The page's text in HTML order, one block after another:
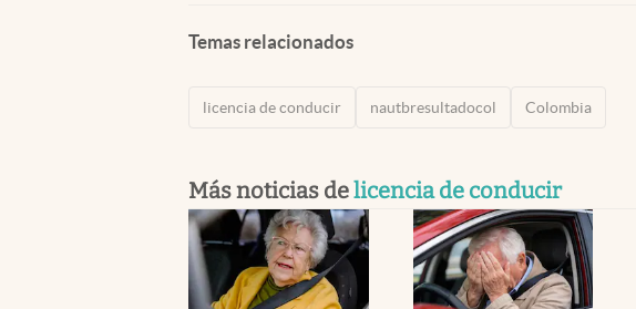
Temas relacionados
licencia de conducir nautbresultadocol Colombia
Más noticias delicencia de conducir